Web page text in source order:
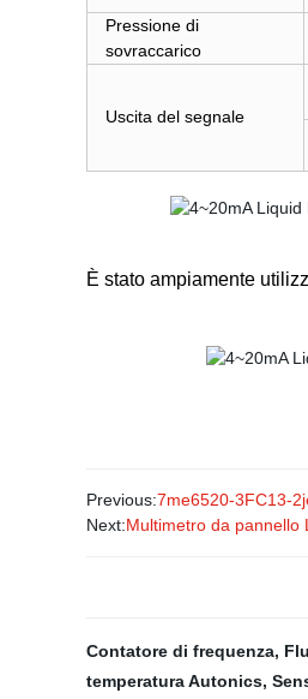
Pressione di
sovraccarico
Uscita del segnale
È stato ampiamente
Previous:7me6520-3FC13-
Next:Multimetro da pannello
Contatore di frequenza,
temperatura Autonics,